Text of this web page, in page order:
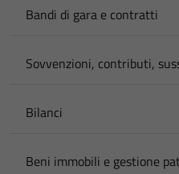
Bandi di gara e contratti
Sovvenzioni, contributi,
Bilanci
Beni immobili e gestione